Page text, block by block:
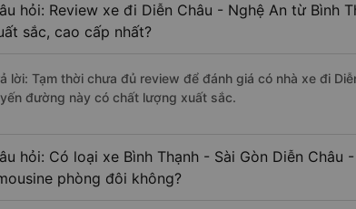
hỏi: Review xe đi Diễn Châu - Nghệ An từ Bình
sắc, cao cấp nhất?
lời: Tạm thời chưa đủ review để đánh giá có nhà xe đi
đường này có chất lượng xuất sắc.
hỏi: Có loại xe Bình Thạnh - Sài Gòn Diễn Châu
phòng đôi không?